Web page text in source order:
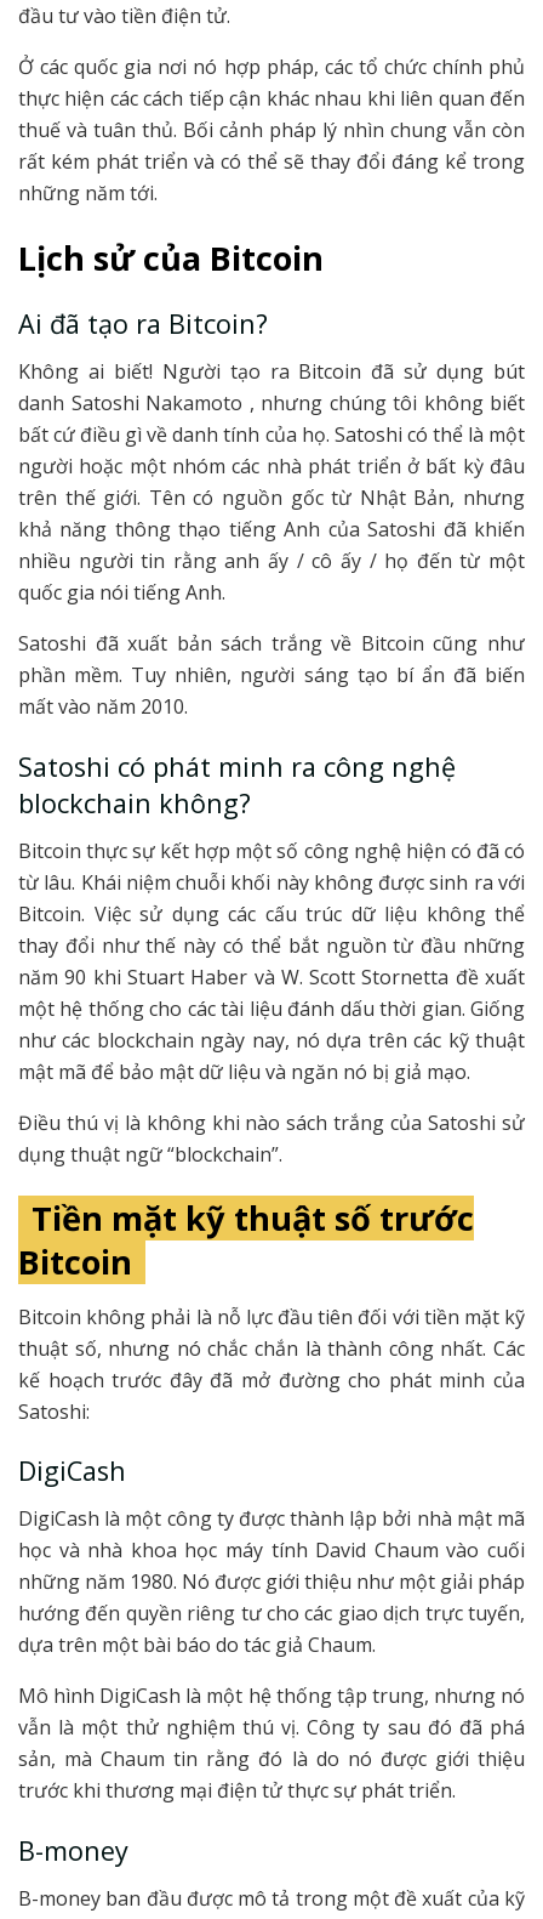
đầu tư vào tiền điện tử.
Ở các quốc gia nơi nó hợp pháp, các tổ chức chính phủ
thực hiện các cách tiếp cận khác nhau khi liên quan đến
thuế và tuân thủ. Bối cảnh pháp lý nhìn chung vẫn còn
rất kém phát triển và có thể sẽ thay đổi đáng kể trong
những năm tới.
Lịch sử của Bitcoin
Ai đã tạo ra Bitcoin?
Không ai biết! Người tạo ra Bitcoin đã sử dụng bút
danh Satoshi Nakamoto , nhưng chúng tôi không biết
bất cứ điều gì về danh tính của họ. Satoshi có thể là một
người hoặc một nhóm các nhà phát triển ở bất kỳ đâu
trên thế giới. Tên có nguồn gốc từ Nhật Bản, nhưng
khả năng thông thạo tiếng Anh của Satoshi đã khiến
nhiều người tin rằng anh ấy / cô ấy / họ đến từ một
quốc gia nói tiếng Anh.
Satoshi đã xuất bản sách trắng về Bitcoin cũng như
phần mềm. Tuy nhiên, người sáng tạo bí ẩn đã biến
mất vào năm 2010.
Satoshi có phát minh ra công nghệ
blockchain không?
Bitcoin thực sự kết hợp một số công nghệ hiện có đã có
từ lâu. Khái niệm chuỗi khối này không được sinh ra với
Bitcoin. Việc sử dụng các cấu trúc dữ liệu không thể
thay đổi như thế này có thể bắt nguồn từ đầu những
năm 90 khi Stuart Haber và W. Scott Stornetta đề xuất
một hệ thống cho các tài liệu đánh dấu thời gian. Giống
như các blockchain ngày nay, nó dựa trên các kỹ thuật
mật mã để bảo mật dữ liệu và ngăn nó bị giả mạo.
Điều thú vị là không khi nào sách trắng của Satoshi sử
dụng thuật ngữ “blockchain”.
Tiền mặt kỹ thuật số trước
Bitcoin
Bitcoin không phải là nỗ lực đầu tiên đối với tiền mặt kỹ
thuật số, nhưng nó chắc chắn là thành công nhất. Các
kế hoạch trước đây đã mở đường cho phát minh của
Satoshi:
DigiCash
DigiCash là một công ty được thành lập bởi nhà mật mã
học và nhà khoa học máy tính David Chaum vào cuối
những năm 1980. Nó được giới thiệu như một giải pháp
hướng đến quyền riêng tư cho các giao dịch trực tuyến,
dựa trên một bài báo do tác giả Chaum.
Mô hình DigiCash là một hệ thống tập trung, nhưng nó
vẫn là một thử nghiệm thú vị. Công ty sau đó đã phá
sản, mà Chaum tin rằng đó là do nó được giới thiệu
trước khi thương mại điện tử thực sự phát triển.
B-money
B-money ban đầu được mô tả trong một đề xuất của kỹ